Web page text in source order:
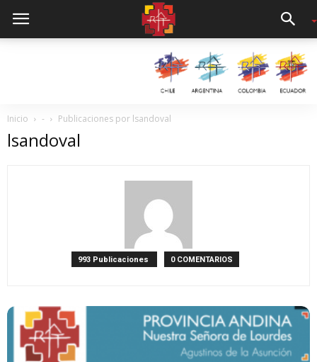
Inicio - Publicaciones por lsandoval
lsandoval
993 Publicaciones 0 COMENTARIOS